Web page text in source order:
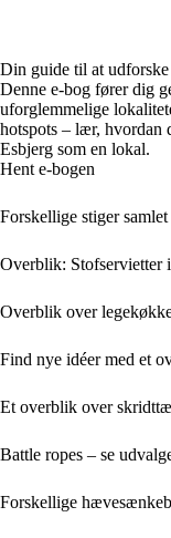
Din guide til at
Denne e-bog fører dig
uforglemmelige
hotspots – lær, hvordan
Esbjerg som en lokal.
Hent e-bogen
Forskellige stiger
Overblik: Stofservietter
Overblik over
Find nye idéer med et
Et overblik over
Battle ropes – se
Forskellige